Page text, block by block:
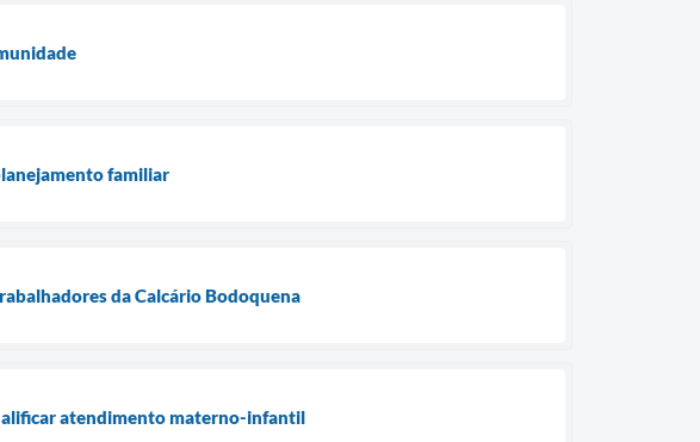
familiar
da Calcário Bodoquena
atendimento materno-infantil